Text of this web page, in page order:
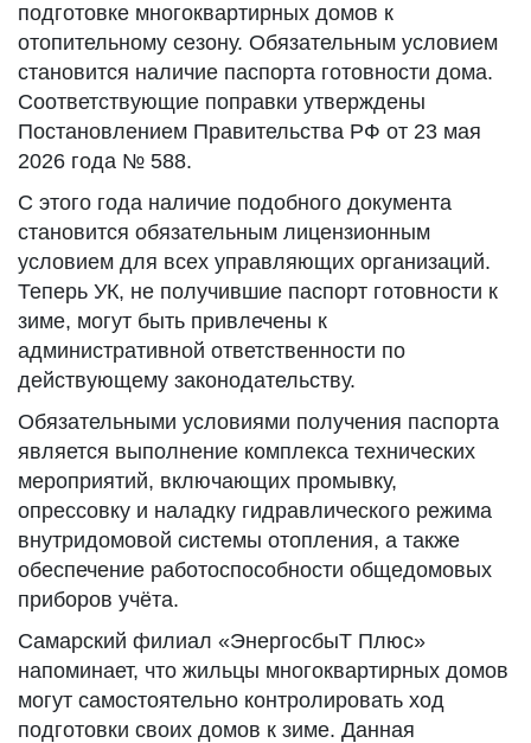
подготовке многоквартирных домов к
отопительному сезону. Обязательным условием
становится наличие паспорта готовности дома.
Соответствующие поправки утверждены
Постановлением Правительства РФ от 23 мая
2026 года № 588.
С этого года наличие подобного документа
становится обязательным лицензионным
условием для всех управляющих организаций.
Теперь УК, не получившие паспорт готовности к
зиме, могут быть привлечены к
административной ответственности по
действующему законодательству.
Обязательными условиями получения паспорта
является выполнение комплекса технических
мероприятий, включающих промывку,
опрессовку и наладку гидравлического режима
внутридомовой системы отопления, а также
обеспечение работоспособности общедомовых
приборов учёта.
Самарский филиал «ЭнергосбыТ Плюс»
напоминает, что жильцы многоквартирных домов
могут самостоятельно контролировать ход
подготовки своих домов к зиме. Данная